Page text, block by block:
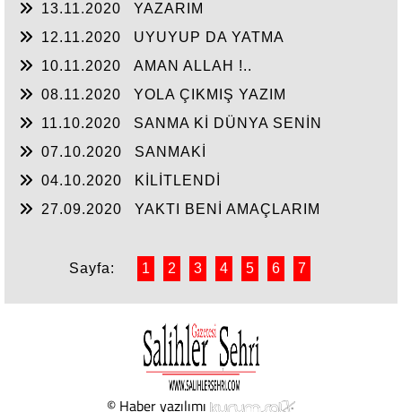
13.11.2020
YAZARIM
12.11.2020
UYUYUP DA YATMA
10.11.2020
AMAN ALLAH !..
08.11.2020
YOLA ÇIKMIŞ YAZIM
11.10.2020
SANMA Kİ DÜNYA SENİN
07.10.2020
SANMAKİ
04.10.2020
KİLİTLENDİ
27.09.2020
YAKTI BENİ AMAÇLARIM
Sayfa: 1 2 3 4 5 6 7
© Haber yazılımı